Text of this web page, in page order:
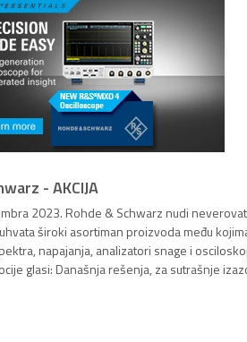
- AKCIJA
2023. Rohde & Schwarz nudi
široki asortiman proizvoda među
napajanja, analizatori snage i
glasi: Današnja rešenja, za sutrašnje